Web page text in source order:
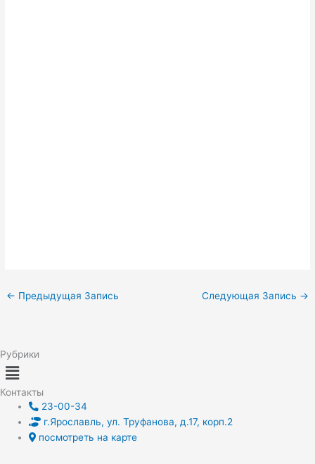
← Предыдущая Запись Следующая Запись →
Рубрики
Меню
Контакты
23-00-34
г.Ярославль, ул. Труфанова, д.17, корп.2
посмотреть на карте